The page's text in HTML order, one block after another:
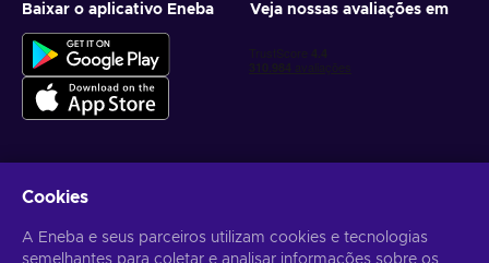
Baixar o aplicativo Eneba Veja nossas avaliações em
Receba ofertas personalizadas de jogos
Inscrever-se
Cookies
A Eneba e seus parceiros utilizam cookies e tecnologias
semelhantes para coletar e analisar informações sobre os